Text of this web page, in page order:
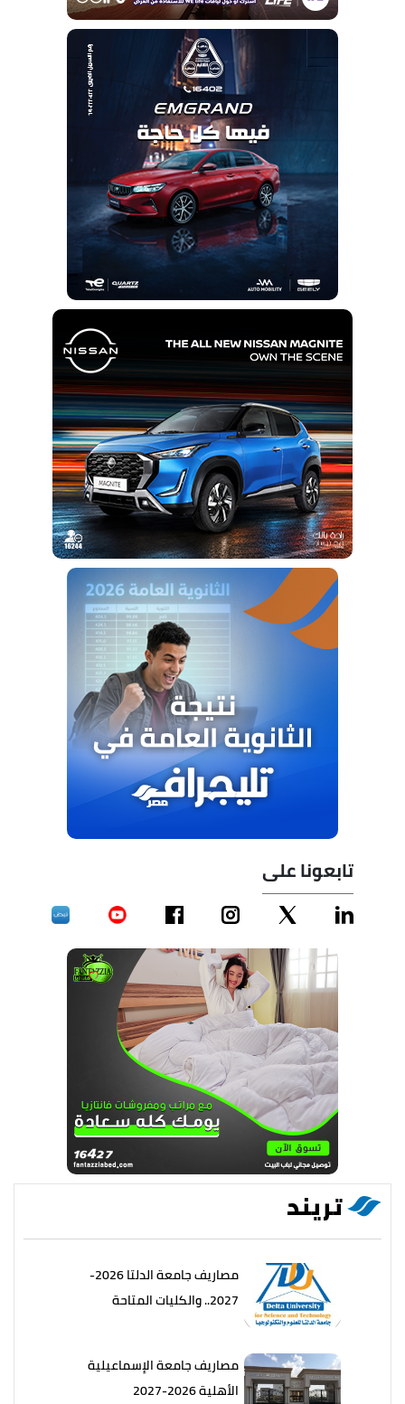
تابعونا على
تريند
مصاريف جامعة الدلتا 2026-
2027.. والكليات المتاحة
مصاريف جامعة الإسماعيلية
الأهلية 2026-2027